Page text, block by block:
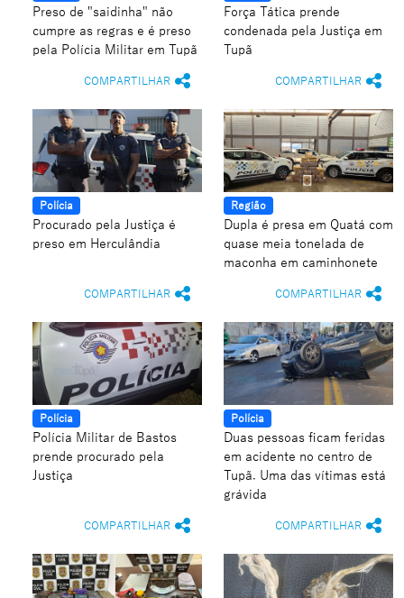
Preso de "saidinha" não
cumpre as regras e é preso
pela Polícia Militar em Tupã
COMPARTILHAR
Força Tática prende
condenada pela Justiça em
Tupã
COMPARTILHAR
Polícia
Procurado pela Justiça é
preso em Herculândia
COMPARTILHAR
Região
Dupla é presa em Quatá com
quase meia tonelada de
maconha em caminhonete
COMPARTILHAR
Polícia
Polícia Militar de Bastos
prende procurado pela
Justiça
COMPARTILHAR
Polícia
Duas pessoas ficam feridas
em acidente no centro de
Tupã. Uma das vítimas está
grávida
COMPARTILHAR